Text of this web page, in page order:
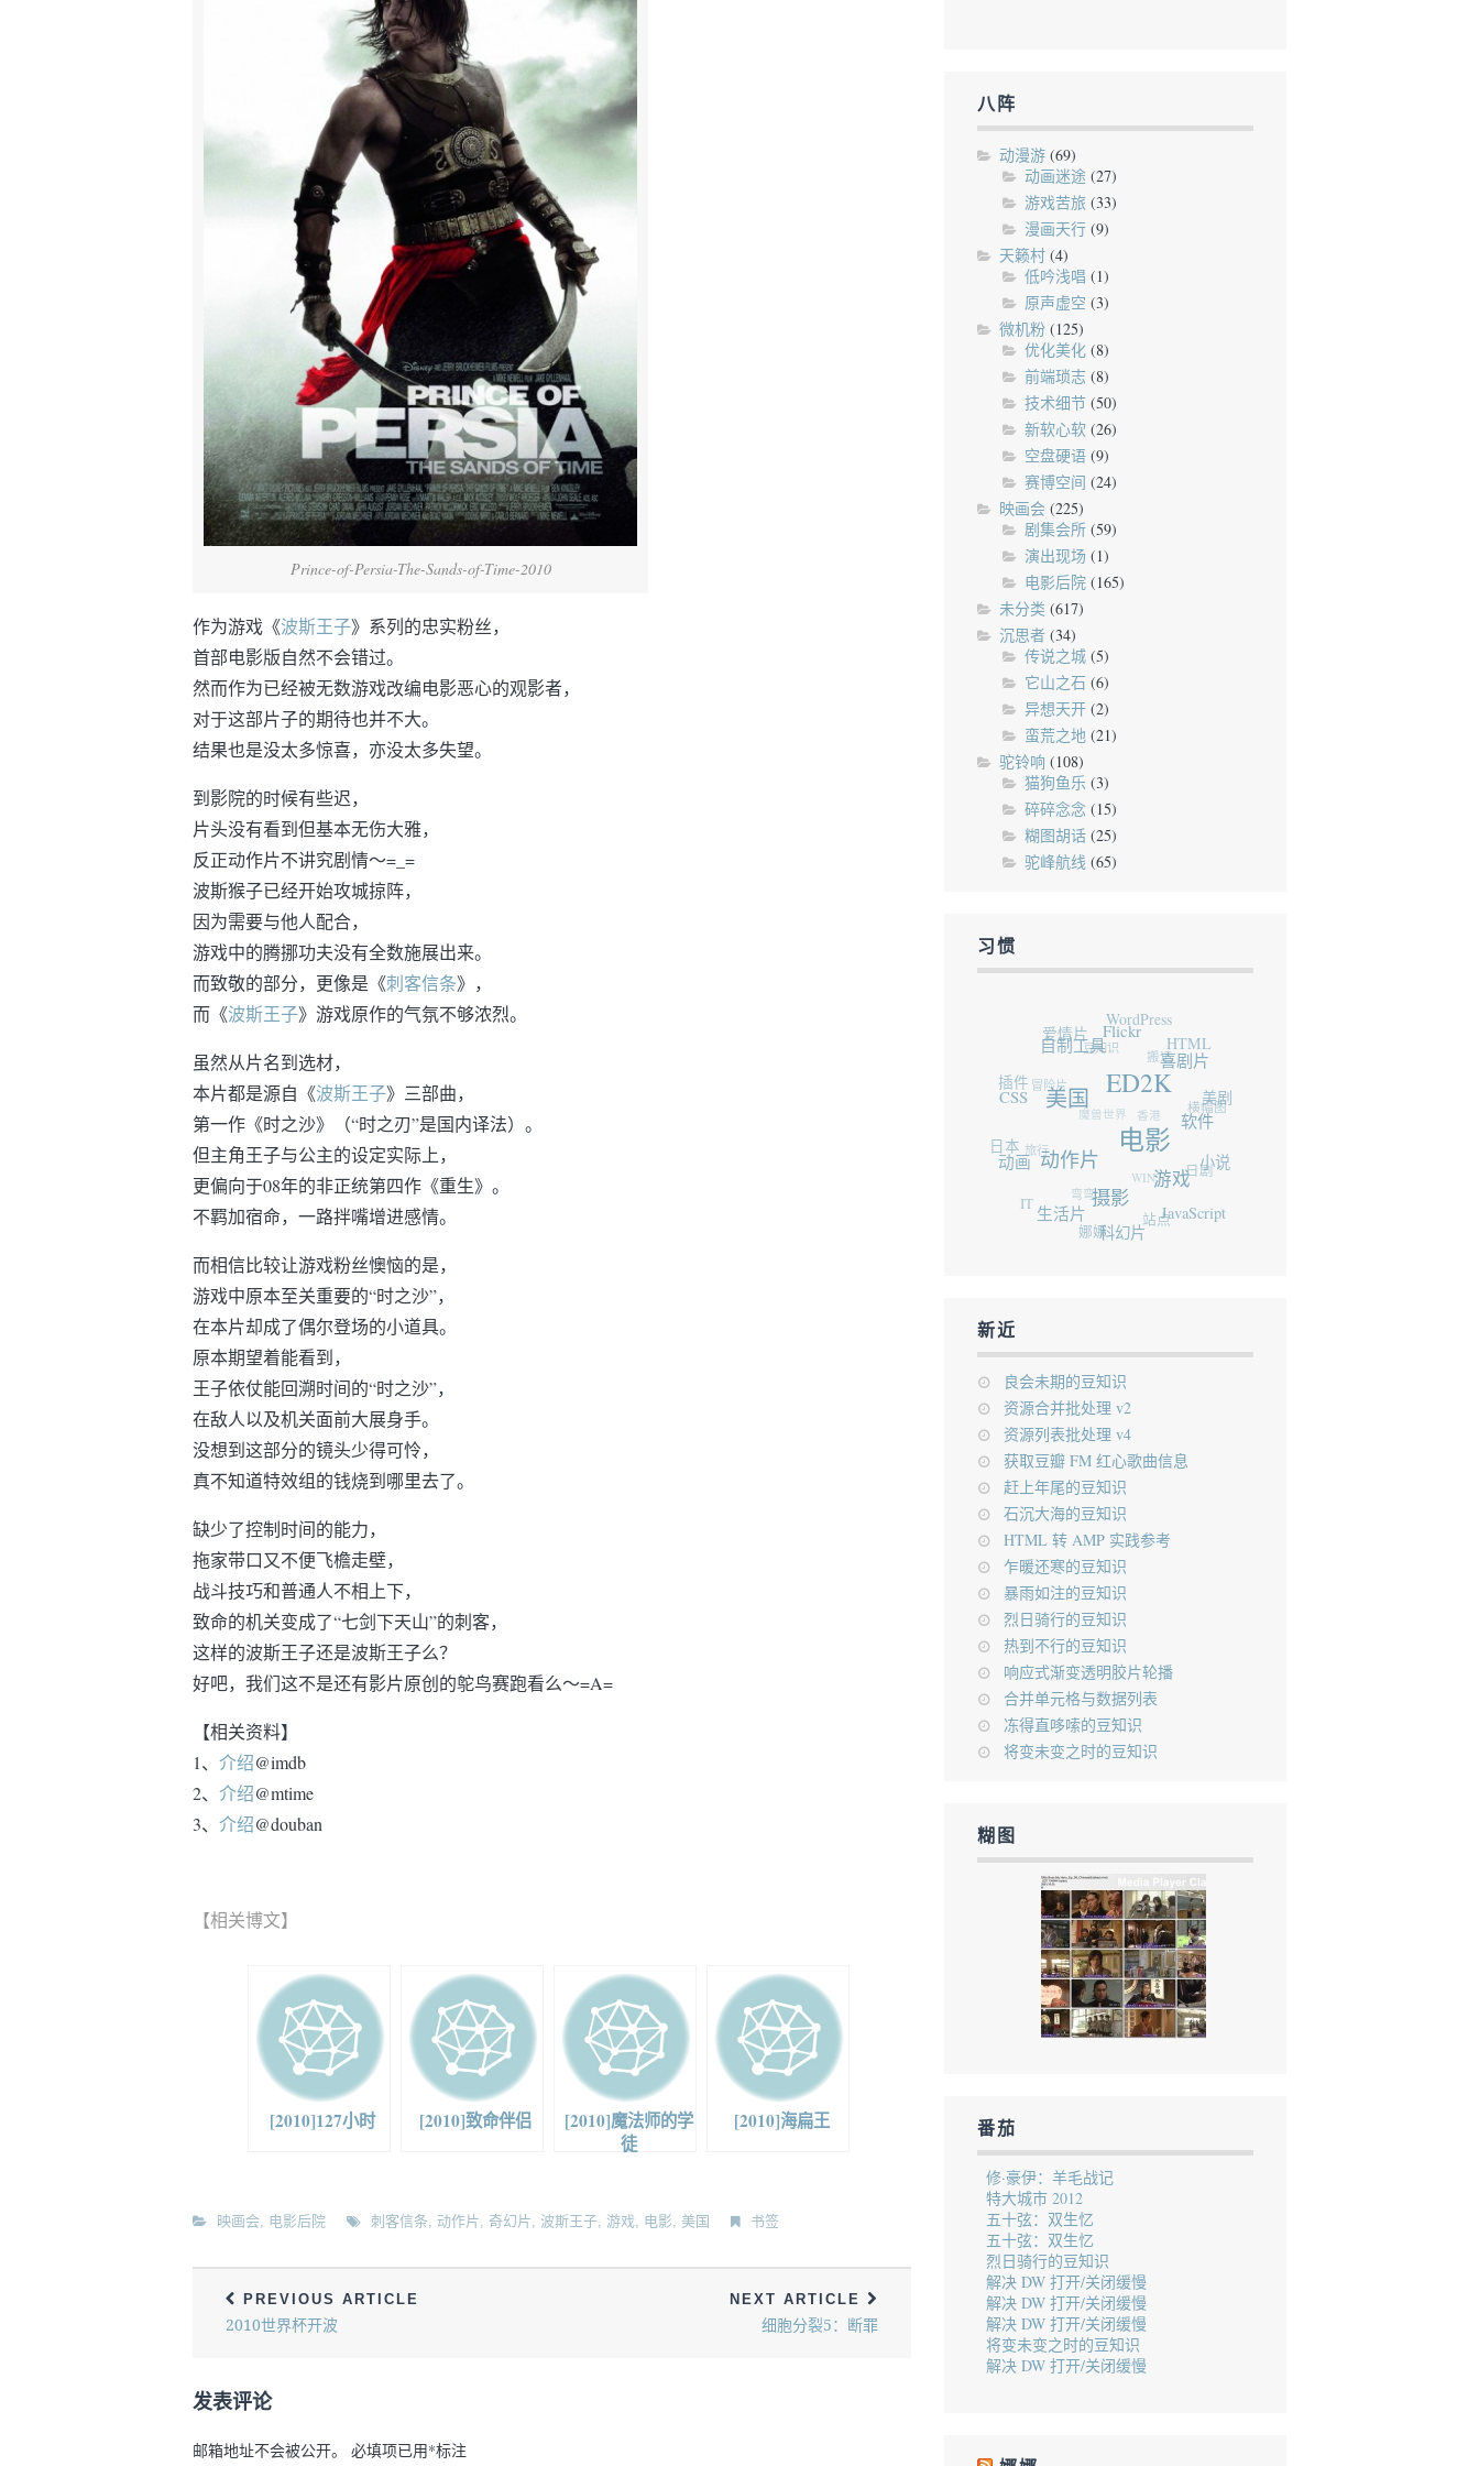
Prince-of-Persia-The-Sands-of-Time-2010
作为游戏《波斯王子》系列的忠实粉丝，
首部电影版自然不会错过。
然而作为已经被无数游戏改编电影恶心的观影者，
对于这部片子的期待也并不大。
结果也是没太多惊喜，亦没太多失望。
到影院的时候有些迟，
片头没有看到但基本无伤大雅，
反正动作片不讲究剧情～=_=
波斯猴子已经开始攻城掠阵，
因为需要与他人配合，
游戏中的腾挪功夫没有全数施展出来。
而致敬的部分，更像是《刺客信条》，
而《波斯王子》游戏原作的气氛不够浓烈。
虽然从片名到选材，
本片都是源自《波斯王子》三部曲，
第一作《时之沙》（“时之刃”是国内译法）。
但主角王子与公主的设定实际上，
更偏向于08年的非正统第四作《重生》。
不羁加宿命，一路拌嘴增进感情。
而相信比较让游戏粉丝懊恼的是，
游戏中原本至关重要的“时之沙”，
在本片却成了偶尔登场的小道具。
原本期望着能看到，
王子依仗能回溯时间的“时之沙”，
在敌人以及机关面前大展身手。
没想到这部分的镜头少得可怜，
真不知道特效组的钱烧到哪里去了。
缺少了控制时间的能力，
拖家带口又不便飞檐走壁，
战斗技巧和普通人不相上下，
致命的机关变成了“七剑下天山”的刺客，
这样的波斯王子还是波斯王子么？
好吧，我们这不是还有影片原创的鸵鸟赛跑看么～=A=
【相关资料】
1、 介绍@imdb
2、 介绍@mtime
3、 介绍@douban
【相关博文】
[2010]127小时 [2010]致命伴侣
[2010]魔法师的学
徒
[2010]海扁王
映画会 电影后院 刺客信条 动作片 奇幻片 波斯王子 游戏 电影 美国 书签
PREVIOUS ARTICLE
2010世界杯开波
NEXT ARTICLE
细胞分裂5：断罪
发表评论
邮箱地址不会被公开。 必填项已用*标注
八阵
动漫游(69)
动画迷途(27)
游戏苦旅(33)
漫画天行(9)
天籁村(4)
低吟浅唱 (1)
原声虚空 (3)
微机粉(125)
优化美化(8)
前端琐志(8)
技术细节(50)
新软心软(26)
空盘硬语(9)
赛博空间 (24)
映画会(225)
剧集会所(59)
演出现场 (1)
电影后院(165)
未分类 (617)
沉思者(34)
传说之城(5)
它山之石 (6)
异想天开(2)
蛮荒之地(21)
驼铃响 (108)
猫狗鱼乐 (3)
碎碎念念 (15)
糊图胡话(25)
驼峰航线 (65)
习惯
电影
ED2K
美国
动作片
摄影
游戏
软件
喜剧片
Flickr
自制工具
CSS
动画
生活片
科幻片
JavaScript
小说
美剧
HTML
WordPress
爱情片
插件
日本
IT
娜娜 站点
日剧
横幅图
搬运
豆知识
弯弯
WIN7
香港
魔兽世界
新近
良会未期的豆知识
资源合并批处理 v2
资源列表批处理 v4
获取豆瓣 FM 红心歌曲信息
赶上年尾的豆知识
石沉大海的豆知识
HTML 转 AMP 实践参考
乍暖还寒的豆知识
暴雨如注的豆知识
烈日骑行的豆知识
热到不行的豆知识
响应式渐变透明胶片轮播
合并单元格与数据列表
冻得直哆嗦的豆知识
将变未变之时的豆知识
糊图
番茄
修·豪伊：羊毛战记
特大城市 2012
五十弦：双生忆
五十弦：双生忆
烈日骑行的豆知识
解决 DW 打开/关闭缓慢
解决 DW 打开/关闭缓慢
解决 DW 打开/关闭缓慢
将变未变之时的豆知识
解决 DW 打开/关闭缓慢